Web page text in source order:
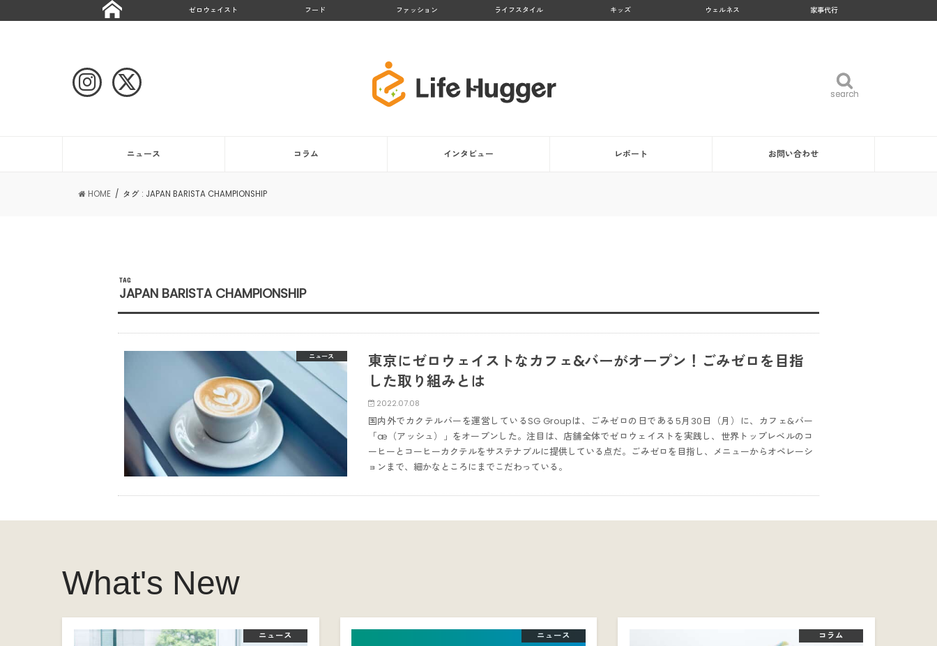
ゼロウェイスト フード ファッション ライフスタイル キッズ ウェルネス 家事代行
search
search
ニュース コラム インタビュー レポート お問い合わせ
HOME タグ : JAPAN BARISTA CHAMPIONSHIP
TAG
JAPAN BARISTA CHAMPIONSHIP
ニュース
東京にゼロウェイストなカフェ&バーがオープン！ごみゼロを目指
した取り組みとは
2022.07.08
国内外でカクテルバーを運営しているSG Groupは、ごみゼロの日である5月30日（月）に、カフェ&バー
「æ（アッシュ）」をオープンした。注目は、店舗全体でゼロウェイストを実践し、世界トップレベルのコ
ーヒーとコーヒーカクテルをサステナブルに提供している点だ。ごみゼロを目指し、メニューからオペレーシ
ョンまで、細かなところにまでこだわっている。
What's New
ニュース ニュース コラム